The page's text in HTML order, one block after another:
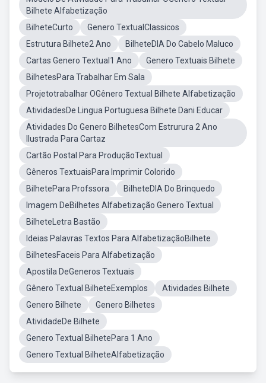
Bilhete Alfabetização
BilheteCurto
Genero TextualClassicos
Estrutura Bilhete2 Ano
BilheteDIA Do Cabelo Maluco
Cartas Genero Textual1 Ano
Genero Textuais Bilhete
BilhetesPara Trabalhar Em Sala
Projetotrabalhar OGênero Textual Bilhete Alfabetização
AtividadesDe Lingua Portuguesa Bilhete Dani Educar
Atividades Do Genero BilhetesCom Estrurura 2 Ano
Ilustrada Para Cartaz
Cartão Postal Para ProduçãoTextual
Gêneros TextuaisPara Imprimir Colorido
BilhetePara Profssora
BilheteDIA Do Brinquedo
Imagem DeBilhetes Alfabetização Genero Textual
BilheteLetra Bastão
Ideias Palavras Textos Para AlfabetizaçãoBilhete
BilhetesFaceis Para Alfabetização
Apostila DeGeneros Textuais
Gênero Textual BilheteExemplos
Atividades Bilhete
Genero Bilhete
Genero Bilhetes
AtividadeDe Bilhete
Genero Textual BilhetePara 1 Ano
Genero Textual BilheteAlfabetização